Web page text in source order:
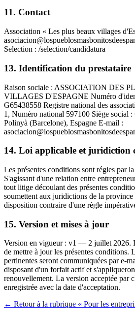
11. Contact
Association « Les plus beaux villages
Selection : /selection/candidatura
13. Identification du prestataire
Raison sociale : ASSOCIATION DES
VILLAGES D'ESPAGNE Numéro
G65438558 Registre national des
1, Numéro national 597100 Siège
Polinyà (Barcelone), Espagne E-mail :
14. Loi applicable et juridiction
Les présentes conditions sont régies par
S'agissant d'une relation entre
tout litige découlant des présentes
soumettent aux juridictions de la
disposition contraire d'une règle
15. Version et mises à jour
Version en vigueur : v1 — 2 juillet 2026.
de mettre à jour les présentes conditions.
pertinentes seront communiquées par e-
disposant d'un forfait actif et
renouvellement. La version acceptée par
enregistrée avec la date d'acceptation.
← Retour à la rubrique « Pour les